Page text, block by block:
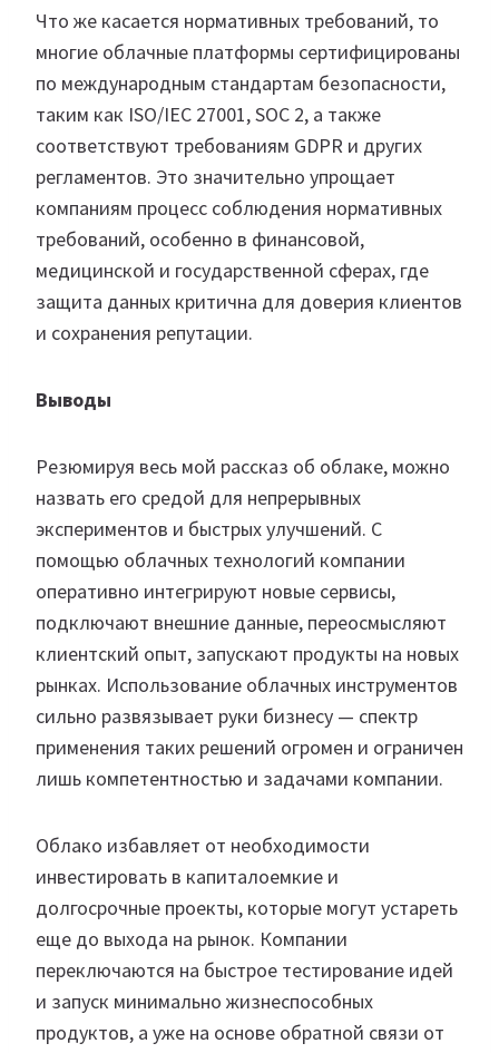
Что же касается нормативных требований, то
многие облачные платформы сертифицированы
по международным стандартам безопасности,
таким как ISO/IEC 27001, SOC 2, а также
соответствуют требованиям GDPR и других
регламентов. Это значительно упрощает
компаниям процесс соблюдения нормативных
требований, особенно в финансовой,
медицинской и государственной сферах, где
защита данных критична для доверия клиентов
и сохранения репутации.
Выводы
Резюмируя весь мой рассказ об облаке, можно
назвать его средой для непрерывных
экспериментов и быстрых улучшений. С
помощью облачных технологий компании
оперативно интегрируют новые сервисы,
подключают внешние данные, переосмысляют
клиентский опыт, запускают продукты на новых
рынках. Использование облачных инструментов
сильно развязывает руки бизнесу — спектр
применения таких решений огромен и ограничен
лишь компетентностью и задачами компании.
Облако избавляет от необходимости
инвестировать в капиталоемкие и
долгосрочные проекты, которые могут устареть
еще до выхода на рынок. Компании
переключаются на быстрое тестирование идей
и запуск минимально жизнеспособных
продуктов, а уже на основе обратной связи от